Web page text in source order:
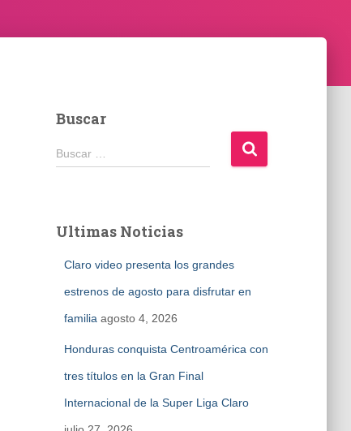
Buscar
B
u
r
Buscar …
Ultimas Noticias
Claro video presenta los grandes
estrenos de agosto para disfrutar en
familia agosto 4, 2026
Honduras conquista Centroamérica con
tres títulos en la Gran Final
Internacional de la Super Liga Claro